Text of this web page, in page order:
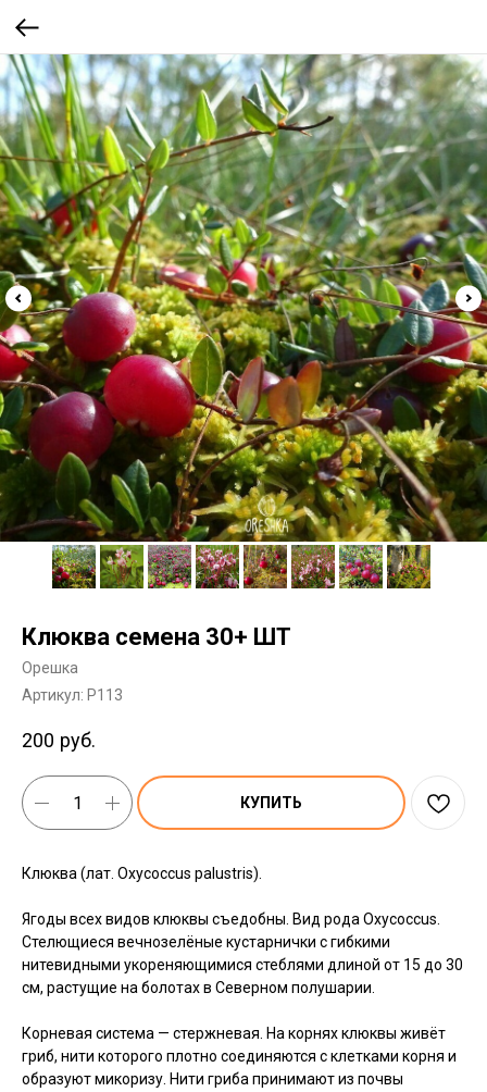
Клюква семена 30+ ШТ
Орешка
Артикул: P113
200 руб.
КУПИТЬ
Клюква (лат. Oxycoccus palustris).
Ягоды всех видов клюквы съедобны. Вид рода Oxycoccus.
Стелющиеся вечнозелёные кустарнички с гибкими
нитевидными укореняющимися стеблями длиной от 15 до 30
см, растущие на болотах в Северном полушарии.
Корневая система — стержневая. На корнях клюквы живёт
гриб, нити которого плотно соединяются с клетками корня и
образуют микоризу. Нити гриба принимают из почвы